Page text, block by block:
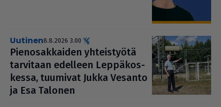
uutinen8.8.2026 3.00
Pie­no­sak­kai­den yhteis­työtä
tarvitaan edelleen Lep­pä­kos­
kessa, tuumivat Jukka Vesanto
ja Esa Talonen